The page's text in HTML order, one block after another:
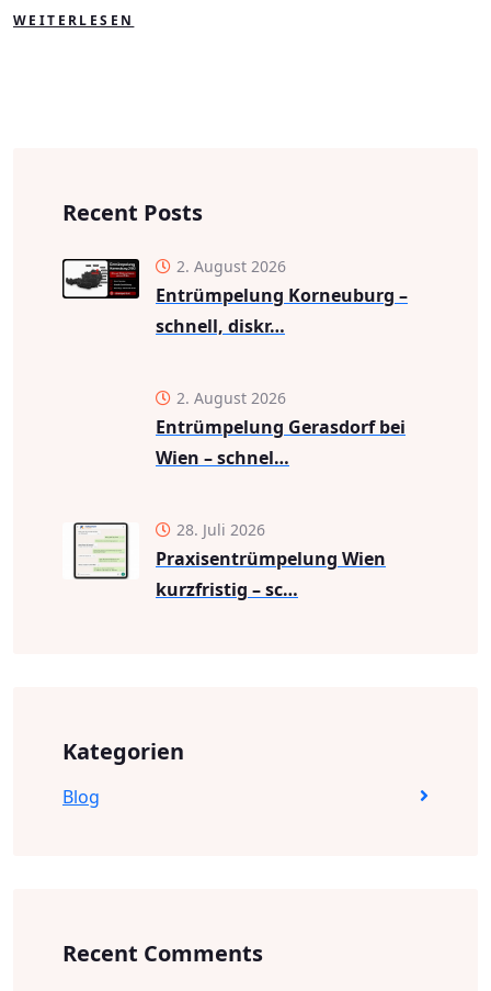
WEITERLESEN
Recent Posts
Entrümpelung Korneuburg –
schnell, diskr…
2. August 2026
Entrümpelung Gerasdorf bei
Wien – schnel…
2. August 2026
Praxisentrümpelung Wien
kurzfristig – sc…
28. Juli 2026
Kategorien
Blog
Recent Comments